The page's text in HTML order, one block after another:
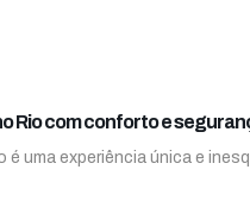
Rio com conforto e
é uma experiência única e